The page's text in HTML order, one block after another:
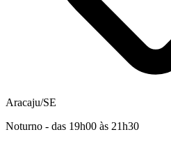
Aracaju/SE
Noturno - das 19h00 às 21h30